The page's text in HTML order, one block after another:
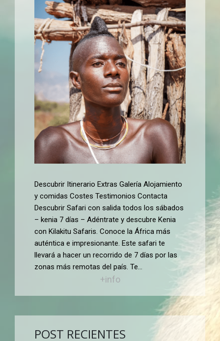
Descubrir Itinerario Extras Galería Alojamiento
y comidas Costes Testimonios Contacta
Descubrir Safari con salida todos los sábados
– kenia 7 días – Adéntrate y descubre Kenia
con Kilakitu Safaris. Conoce la África más
auténtica e impresionante. Este safari te
llevará a hacer un recorrido de 7 días por las
zonas más remotas del país. Te…
+info
POST RECIENTES